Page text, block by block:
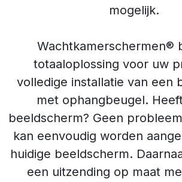
mogelijk.
Wachtkamerschermen®
totaaloplossing voor uw
volledige installatie van een
met ophangbeugel.
beeldscherm? Geen
kan eenvoudig worden
huidige beeldscherm.
een uitzending op maat